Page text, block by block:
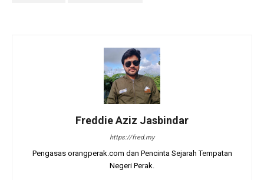
Freddie Aziz Jasbindar
https://fred.my
Pengasas orangperak.com dan Pencinta Sejarah Tempatan
Negeri Perak.